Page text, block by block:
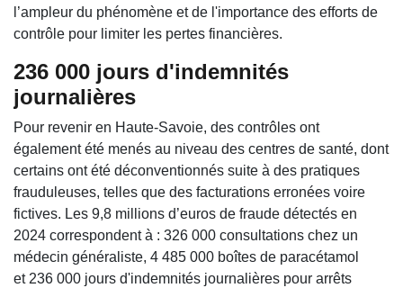
l’ampleur du phénomène et de l'importance des efforts de
contrôle pour limiter les pertes financières.
236 000 jours d'indemnités
journalières
Pour revenir en Haute-Savoie, des contrôles ont
également été menés au niveau des centres de santé, dont
certains ont été déconventionnés suite à des pratiques
frauduleuses, telles que des facturations erronées voire
fictives. Les 9,8 millions d’euros de fraude détectés en
2024 correspondent à : 326 000 consultations chez un
médecin généraliste, 4 485 000 boîtes de paracétamol
et 236 000 jours d'indemnités journalières pour arrêts